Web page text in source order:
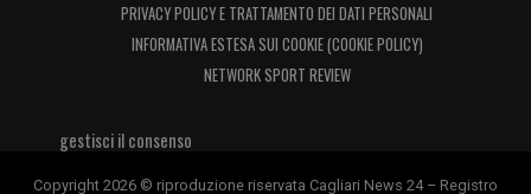
PRIVACY POLICY E TRATTAMENTO DEI DATI PERSONALI
INFORMATIVA ESTESA SUI COOKIE (COOKIE POLICY)
NETWORK SPORT REVIEW
gestisci il consenso
Copyright 2026 © riproduzione riservata Cagliari News 24 – Registro